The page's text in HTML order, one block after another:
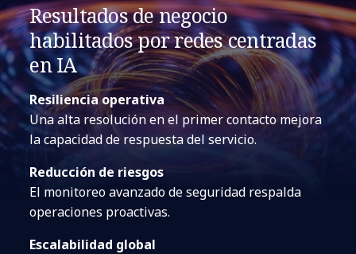
Resultados de negocio
habilitados por redes centradas
en IA
Resiliencia operativa
Una alta resolución en el primer contacto mejora
la capacidad de respuesta del servicio.
Reducción de riesgos
El monitoreo avanzado de seguridad respalda
operaciones proactivas.
Escalabilidad global